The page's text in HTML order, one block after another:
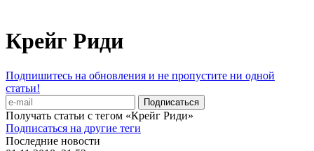
Крейг Риди
Подпишитесь на обновления и не пропустите ни одной
статьи!
Получать статьи с тегом «Крейг Риди»
Подписаться на другие теги
Последние новости